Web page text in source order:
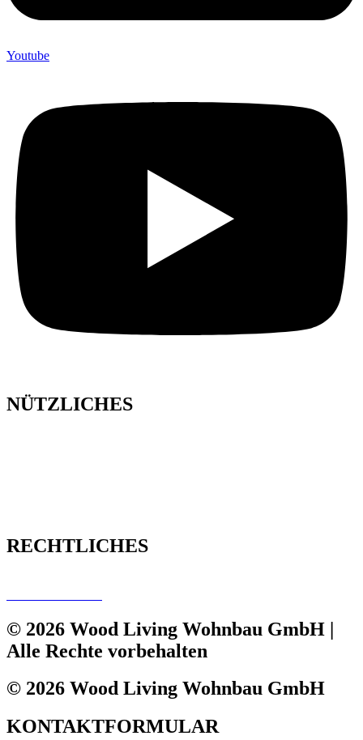
Youtube
NÜTZLICHES
RECHTLICHES
© 2026 Wood Living Wohnbau GmbH |
Alle Rechte vorbehalten
© 2026 Wood Living Wohnbau GmbH
KONTAKTFORMULAR